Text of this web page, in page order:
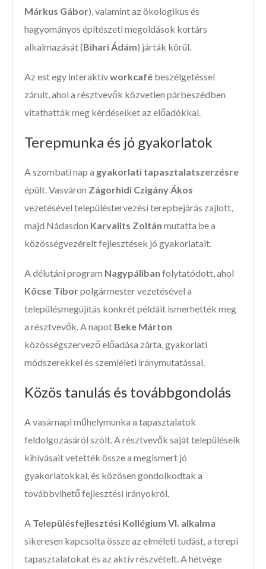
Márkus Gábor), valamint az ökologikus és
hagyományos építészeti megoldások kortárs
alkalmazását (Bihari Ádám) járták körül.
Az est egy interaktívworkcafé beszélgetéssel
zárult, ahol a résztvevők közvetlen párbeszédben
vitathatták meg kérdéseiket az előadókkal.
Terepmunka és jó gyakorlatok
A szombati nap a gyakorlati tapasztalatszerzésre
épült. Vasváron Zágorhidi Czigány Ákos
vezetésével településtervezési terepbejárás zajlott,
majd Nádasdon Karvalits Zoltán mutatta be a
közösségvezérelt fejlesztések jó gyakorlatait.
A délutáni program Nagypáliban folytatódott, ahol
Köcse Tiborpolgármester vezetésével a
településmegújítás konkrét példáit ismerhették meg
a résztvevők. A napot Beke Márton
közösségszervező előadása zárta, gyakorlati
módszerekkel és szemléleti iránymutatással.
Közös tanulás és továbbgondolás
A vasárnapi műhelymunka a tapasztalatok
feldolgozásáról szólt. A résztvevők saját településeik
kihívásait vetették össze a megismert jó
gyakorlatokkal, és közösen gondolkodtak a
továbbvihető fejlesztési irányokról.
A Településfejlesztési Kollégium VI. alkalma
sikeresen kapcsolta össze az elméleti tudást, a terepi
tapasztalatokat és az aktív részvételt. A hétvége